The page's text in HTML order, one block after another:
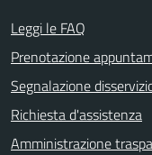
Leggi le FAQ
Prenotazione
Segnalazione
Richiesta d'assistenza
Amministrazione